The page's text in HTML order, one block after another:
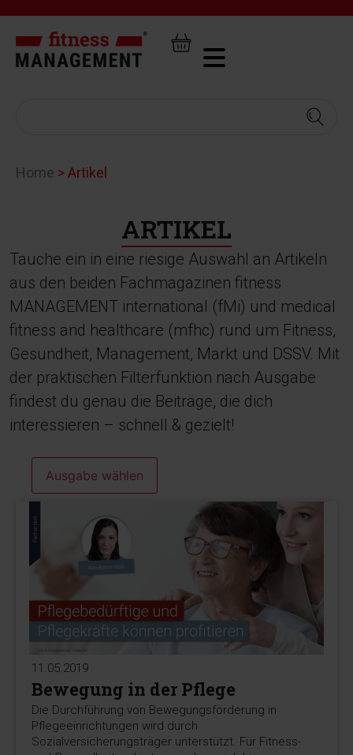
Home >Artikel
ARTIKEL
Tauche ein in eine riesige Auswahl an Artikeln
aus den beiden Fachmagazinen fitness
MANAGEMENT international (fMi) und medical
fitness and healthcare (mfhc) rund um Fitness,
Gesundheit, Management, Markt und DSSV. Mit
der praktischen Filterfunktion nach Ausgabe
findest du genau die Beiträge, die dich
interessieren – schnell & gezielt!
Ausgabe wählen
11.05.2019
Bewegung in der Pflege
Die Durchführung von Bewegungsförderung in
Pflegeeinrichtungen wird durch
Sozialversicherungsträger unterstützt. Für Fitness-